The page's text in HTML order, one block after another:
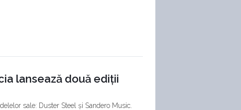
lansează două ediții
sale: Duster Steel și Sandero Music.